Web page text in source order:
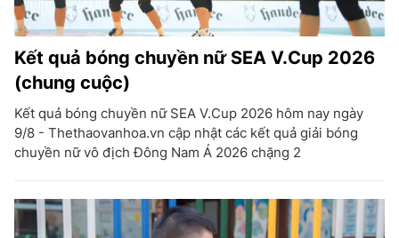
Kết quả bóng chuyền nữ SEA V.Cup 2026
(chung cuộc)
Kết quả bóng chuyền nữ SEA V.Cup 2026 hôm nay ngày
9/8 - Thethaovanhoa.vn cập nhật các kết quả giải bóng
chuyền nữ vô địch Đông Nam Á 2026 chặng 2